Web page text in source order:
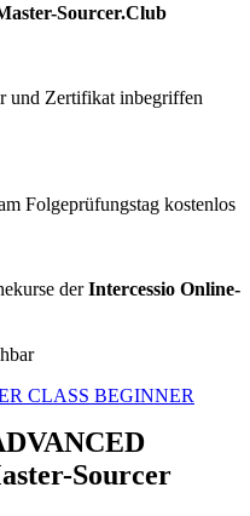
Sourcer.Club
und Zertifikat inbegriffen
Folgeprüfungstag kostenlos
derIntercessio Online-
CLASS BEGINNER
Sourcer